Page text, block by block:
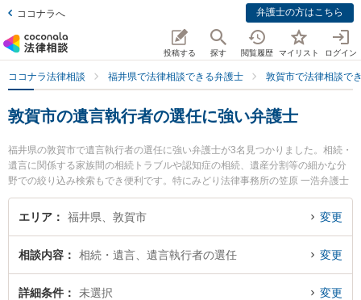
ココナラへ 弁護士の方はこちら
投稿する 探す 閲覧履歴 マイリスト ログイン
ココナラ法律相談 福井県で法律相談できる弁護士 敦賀市で法律相談で
敦賀市の遺言執行者の選任に強い弁護士
福井県の敦賀市で遺言執行者の選任に強い弁護士が3名見つかりました。相続・
遺言に関係する家族間の相続トラブルや認知症の相続、遺産分割等の細かな分
野での絞り込み検索もでき便利です。特にみどり法律事務所の笠原 一浩弁護士
や堺法律事務所の元山 詩菜弁護士、堺法律事務所の上原 千可子弁護士のプロフ
ィール情報や弁護士費用、強みなどが注目されています。『敦賀市で土日や夜
間に発生した遺言執行者の選任のトラブルを今すぐに弁護士に相談したい』
『初回相談無料で遺言執行者の選任を法律相談できる敦賀市内の弁護士に相談
予約したい』などでお困りの相談者さんにおすすめです。
エリア 福井県、敦賀市 変更
相談内容 相続・遺言、遺言執行者の選任 変更
詳細条件 未選択 変更